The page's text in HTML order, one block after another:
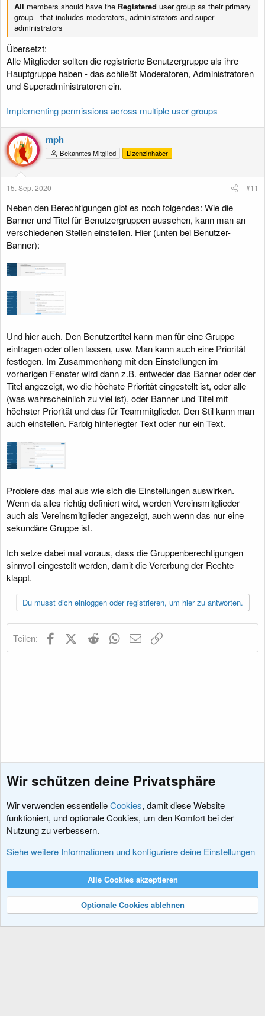
All members should have the Registered user group as their primary
group - that includes moderators, administrators and super
administrators
Übersetzt:
Alle Mitglieder sollten die registrierte Benutzergruppe als ihre
Hauptgruppe haben - das schließt Moderatoren, Administratoren
und Superadministratoren ein.
Implementing permissions across multiple user groups
mph
Bekanntes Mitglied Lizenzinhaber
15. Sep. 2020 #11
Neben den Berechtigungen gibt es noch folgendes: Wie die
Banner und Titel für Benutzergruppen aussehen, kann man an
verschiedenen Stellen einstellen. Hier (unten bei Benutzer-
Banner):
Und hier auch. Den Benutzertitel kann man für eine Gruppe
eintragen oder offen lassen, usw. Man kann auch eine Priorität
festlegen. Im Zusammenhang mit den Einstellungen im
vorherigen Fenster wird dann z.B. entweder das Banner oder der
Titel angezeigt, wo die höchste Priorität eingestellt ist, oder alle
(was wahrscheinlich zu viel ist), oder Banner und Titel mit
höchster Priorität und das für Teammitglieder. Den Stil kann man
auch einstellen. Farbig hinterlegter Text oder nur ein Text.
Probiere das mal aus wie sich die Einstellungen auswirken.
Wenn da alles richtig definiert wird, werden Vereinsmitglieder
auch als Vereinsmitglieder angezeigt, auch wenn das nur eine
sekundäre Gruppe ist.
Ich setze dabei mal voraus, dass die Gruppenberechtigungen
sinnvoll eingestellt werden, damit die Vererbung der Rechte
klappt.
Du musst dich einloggen oder registrieren, um hier zu antworten.
Teilen: FacebookX (Twitter)
Reddit WhatsApp
E-Mail
Fehler und Probleme
Nutzungsbedingungen Datenschutz
R
Community platform by XenForo® © 2010-2024 XenForo Ltd.
Wir schützen deine Privatsphäre
Wir verwenden essentielleCookies, damit diese Website
funktioniert, und optionale Cookies, um den Komfort bei der
Nutzung zu verbessern.
Siehe weitere Informationen und konfiguriere deine Einstellungen
Alle Cookies akzeptieren
Optionale Cookies ablehnen